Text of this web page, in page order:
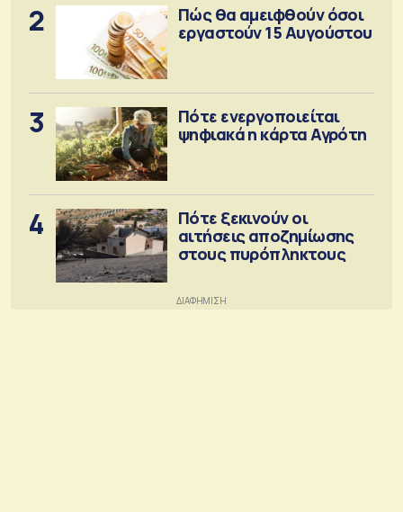
2
Πώς θα αμειφθούν όσοι
εργαστούν 15 Αυγούστου
3
Πότε ενεργοποιείται
ψηφιακά η κάρτα Αγρότη
4
Πότε ξεκινούν οι
αιτήσεις αποζημίωσης
στους πυρόπληκτους